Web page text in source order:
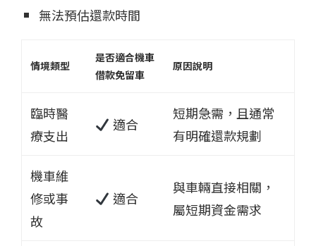
無法預估還款時間
情境類型
是否適合機車
借款免留車
原因說明
臨時醫
療支出
適合
短期急需，且通常
有明確還款規劃
機車維
修或事
故
適合
與車輛直接相關，
屬短期資金需求